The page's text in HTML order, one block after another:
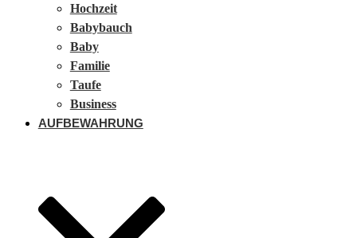
Hochzeit
Babybauch
Baby
Familie
Taufe
Business
AUFBEWAHRUNG